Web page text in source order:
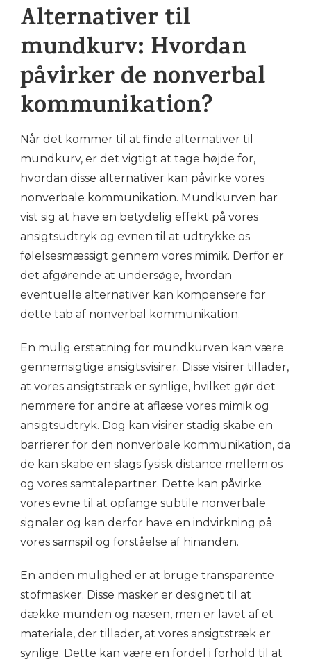
Alternativer til
mundkurv: Hvordan
påvirker de nonverbal
kommunikation?
Når det kommer til at finde alternativer til
mundkurv, er det vigtigt at tage højde for,
hvordan disse alternativer kan påvirke vores
nonverbale kommunikation. Mundkurven har
vist sig at have en betydelig effekt på vores
ansigtsudtryk og evnen til at udtrykke os
følelsesmæssigt gennem vores mimik. Derfor er
det afgørende at undersøge, hvordan
eventuelle alternativer kan kompensere for
dette tab af nonverbal kommunikation.
En mulig erstatning for mundkurven kan være
gennemsigtige ansigtsvisirer. Disse visirer tillader,
at vores ansigtstræk er synlige, hvilket gør det
nemmere for andre at aflæse vores mimik og
ansigtsudtryk. Dog kan visirer stadig skabe en
barrierer for den nonverbale kommunikation, da
de kan skabe en slags fysisk distance mellem os
og vores samtalepartner. Dette kan påvirke
vores evne til at opfange subtile nonverbale
signaler og kan derfor have en indvirkning på
vores samspil og forståelse af hinanden.
En anden mulighed er at bruge transparente
stofmasker. Disse masker er designet til at
dække munden og næsen, men er lavet af et
materiale, der tillader, at vores ansigtstræk er
synlige. Dette kan være en fordel i forhold til at